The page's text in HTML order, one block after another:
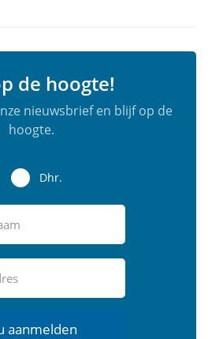
de hoogte!
nieuwsbrief en blijf op de
hoogte.
Dhr.
aanmelden